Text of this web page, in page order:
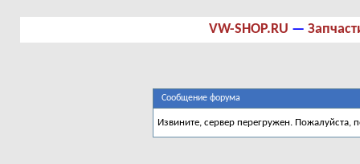
VW-SHOP.RU —
Сообщение форума
Извините, сервер перегружен. Пожалуйста,